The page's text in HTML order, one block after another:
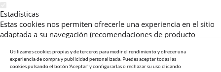
Estadísticas
Estas cookies nos permiten ofrecerle una experiencia en el sitio
adaptada a su navegación (recomendaciones de producto
consultadas, etc).Al activar esta cookie, nos ayuda a mejorar aún
más su experiencia.
Utilizamos cookies propias y de terceros para medir el rendimiento y ofrecer una
experiencia de compra y publicidad personalizada. Puedes aceptar todas las
cookies pulsando el botón 'Aceptar' y configurarlas o rechazar su uso clicando